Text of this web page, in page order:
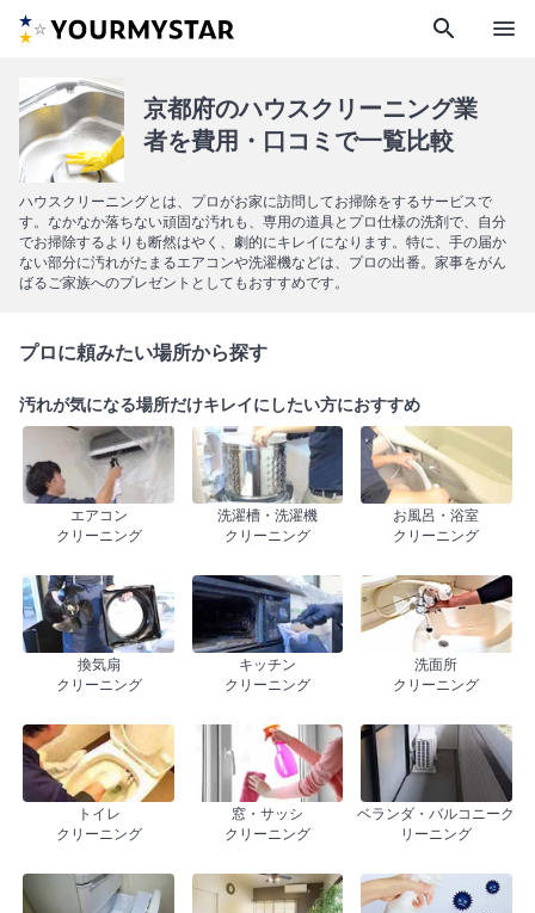
search menu
京都府のハウスクリーニング業
者を費用・口コミで一覧比較
ハウスクリーニングとは、プロがお家に訪問してお掃除をするサービスで
す。なかなか落ちない頑固な汚れも、専用の道具とプロ仕様の洗剤で、自分
でお掃除するよりも断然はやく、劇的にキレイになります。特に、手の届か
ない部分に汚れがたまるエアコンや洗濯機などは、プロの出番。家事をがん
ばるご家族へのプレゼントとしてもおすすめです。
プロに頼みたい場所から探す
汚れが気になる場所だけキレイにしたい方におすすめ
エアコン
クリーニング
洗濯槽・洗濯機
クリーニング
お風呂・浴室
クリーニング
換気扇
クリーニング
キッチン
クリーニング
洗面所
クリーニング
トイレ
クリーニング
窓・サッシ
クリーニング
ベランダ・バルコニーク
リーニング